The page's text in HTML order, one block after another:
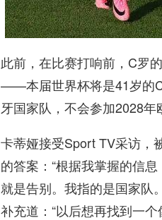
此前，在比赛打响前，C罗
——本届世界杯将是41岁的C
牙国家队，不会参加2028年
卡蒂娅接受Sport TV采访，
的答案：“根据我掌握的信
就是告别。我指的是国家队
补充道：“以后想再找到一